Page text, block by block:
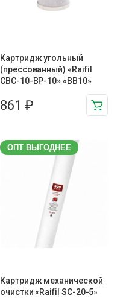
Картридж угольный
(прессованный) «Raifil
CBC-10-BP-10» «BB10»
861 ₽
ОПТ ВЫГОДНЕЕ
Картридж механической
очистки «Raifil SC-20-5»